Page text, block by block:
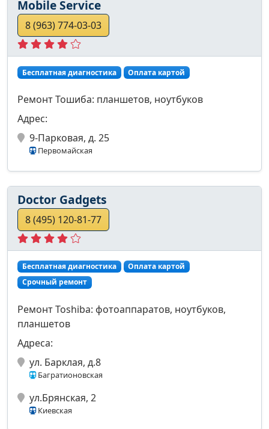
Mobile Service
8 (963) 774-03-03
Бесплатная диагностика Оплата картой
Ремонт Тошиба: планшетов, ноутбуков
Адрес:
9-Парковая, д. 25
Первомайская
Doctor Gadgets
8 (495) 120-81-77
Бесплатная диагностика
Оплата картой
Срочный ремонт
Ремонт Toshiba: фотоаппаратов, ноутбуков,
планшетов
Адреса:
ул. Барклая, д.8
Багратионовская
ул.Брянская, 2
Киевская